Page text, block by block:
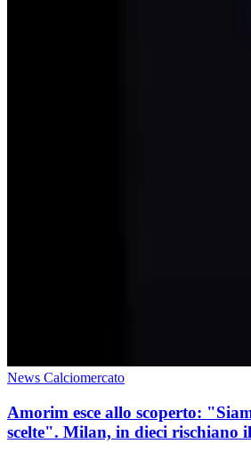
News Calciomercato
Amorim esce allo scoperto:
scelte". Milan, in dieci rischiano